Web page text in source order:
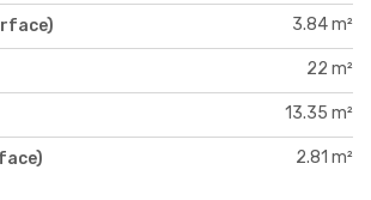
3.84 m²
22 m²
13.35 m²
2.81 m²